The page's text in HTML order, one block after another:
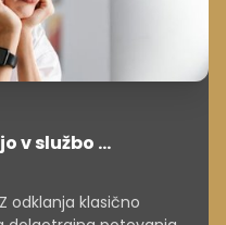
v službo ...
odklanja klasično